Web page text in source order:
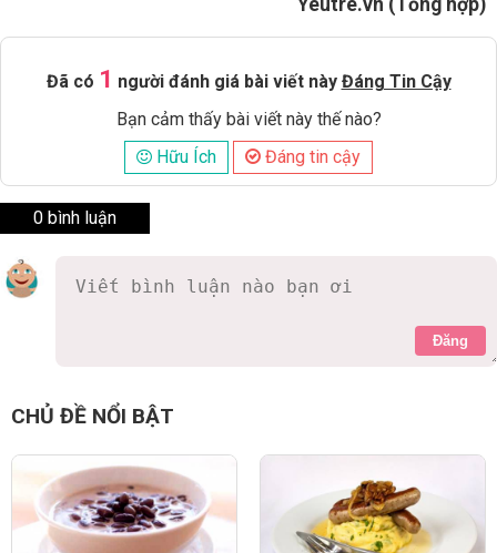
Yeutre.vn (Tổng hợp)
Đã có 1 người đánh giá bài viết này Đáng Tin Cậy
Bạn cảm thấy bài viết này thế nào?
Hữu Ích
Đáng tin cậy
0 bình luận
Đăng
CHỦ ĐỀ NỔI BẬT